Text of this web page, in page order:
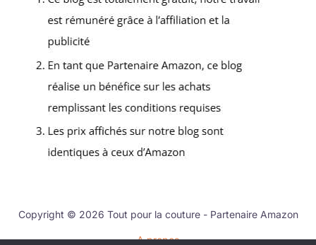
Copyright © 2026 Tout pour la couture - Partenaire Amazon
A propos